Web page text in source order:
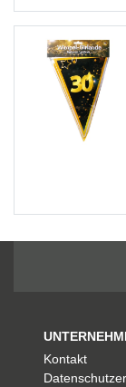
Kontakt